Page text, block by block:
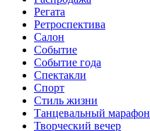
Регата
Ретроспектива
Салон
Событие
Событие года
Спектакли
Спорт
Стиль жизни
Танцевальный марафон
Творческий вечер